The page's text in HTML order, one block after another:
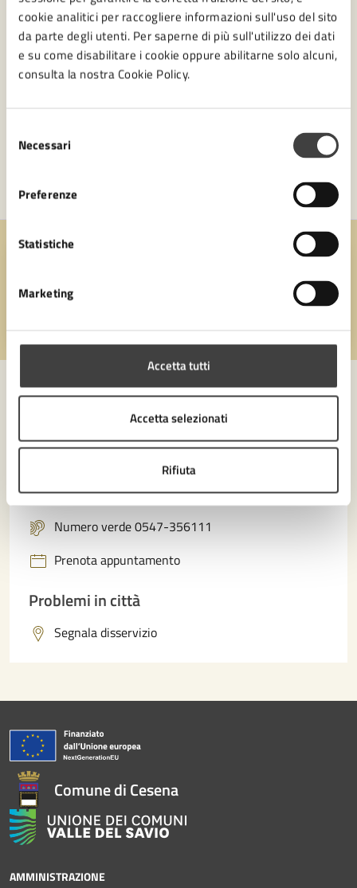
cookie analitici per raccogliere informazioni sull'uso del sito
da parte degli utenti. Per saperne di più sull'utilizzo dei dati
e su come disabilitare i cookie oppure abilitarne solo alcuni,
consulta la nostra Cookie Policy.
delNecessari
Preferenze
Statistiche
Marketing
Accetta tutti
Accetta selezionati
Rifiuta
Quanto sono chiare le informazioni su questa
Contatta il comune
Richiedi assistenza
Numero verde 0547-356111
Prenota appuntamento
Problemi in città
Segnala disservizio
Comune di Cesena
AMMINISTRAZIONE